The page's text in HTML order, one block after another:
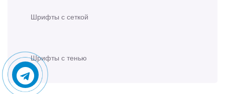
Шрифты с сеткой
Шрифты с тенью